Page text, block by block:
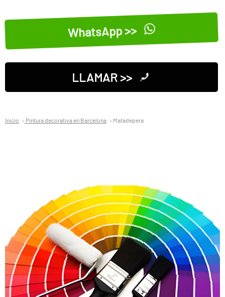
WhatsApp >>
LLAMAR >>
Inicio Pintura decorativa en Barcelona Matadepera